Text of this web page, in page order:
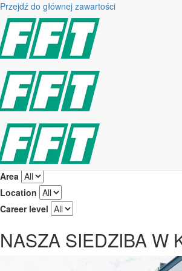
Przejdź do głównej zawartości
WITAMY W FFT
FFT Produktionssysteme Polska Sp. z o. o.
w planowaniu oraz wdrażaniu
Zjednoczonych, Chinach, Hiszpanii, Meksyku
Przed kandydatami stawiamy niepowtarzalną
bowiem największe i cenione na
rozwiązania technologiczne dla
Show More Options
Laden...
Area
Location
Career level
NASZA SIEDZIBA W